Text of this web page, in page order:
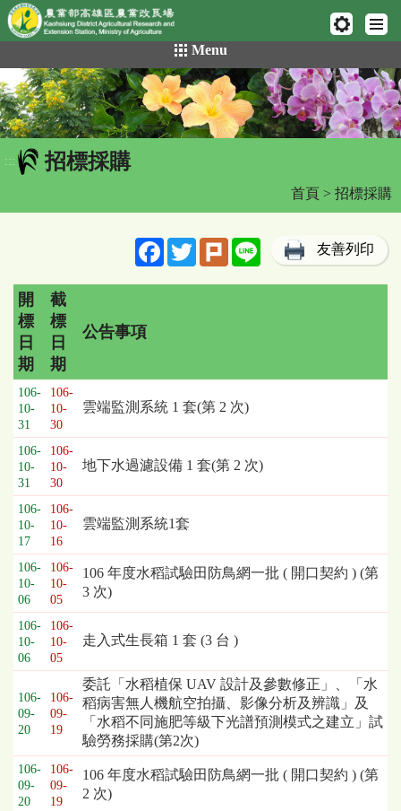
網頁置頂
到
主
要
內
容
區
Menu
::: 招標採購
首頁 > 招標採購
FacebookTwitterPlurk Line 友善列印
招
標
採
購
列
表，
欄
位
依
序
為：
開
標
日
期、
截
日
期、
告
事
項
開
標
日
期
截
標
日
期
公告事項
106-
10-
31
106-
10-
30
雲端監測系統 1 套(第 2 次)
106-
10-
31
106-
10-
30
地下水過濾設備 1 套(第 2 次)
106-
10-
17
106-
10-
16
雲端監測系統1套
106-
10-
06
106-
10-
05
106 年度水稻試驗田防鳥網一批 ( 開口契約 ) (第
3 次)
106-
10-
06
106-
10-
05
走入式生長箱 1 套 (3 台 )
106-
09-
20
106-
09-
19
委託「水稻植保 UAV 設計及參數修正」、「水
稻病害無人機航空拍攝、影像分析及辨識」及
「水稻不同施肥等級下光譜預測模式之建立」試
驗勞務採購(第2次)
106-
09-
20
106-
09-
19
106 年度水稻試驗田防鳥網一批 ( 開口契約 ) (第
2 次)